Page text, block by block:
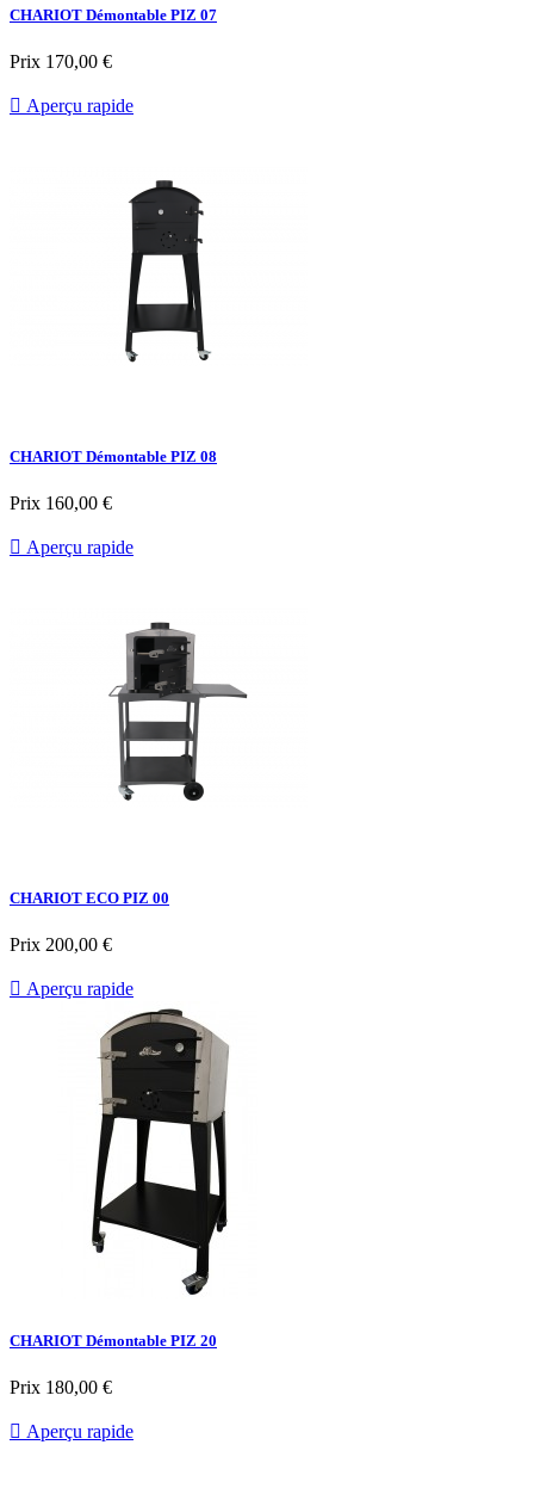
CHARIOT Démontable PIZ 07
Prix 170,00 €
 Aperçu rapide
CHARIOT Démontable PIZ 08
Prix 160,00 €
 Aperçu rapide
CHARIOT ECO PIZ 00
Prix 200,00 €
 Aperçu rapide
CHARIOT Démontable PIZ 20
Prix 180,00 €
 Aperçu rapide